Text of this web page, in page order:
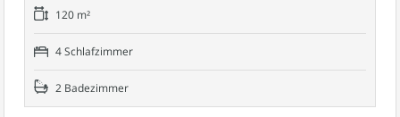
120 m²
4 Schlafzimmer
2 Badezimmer